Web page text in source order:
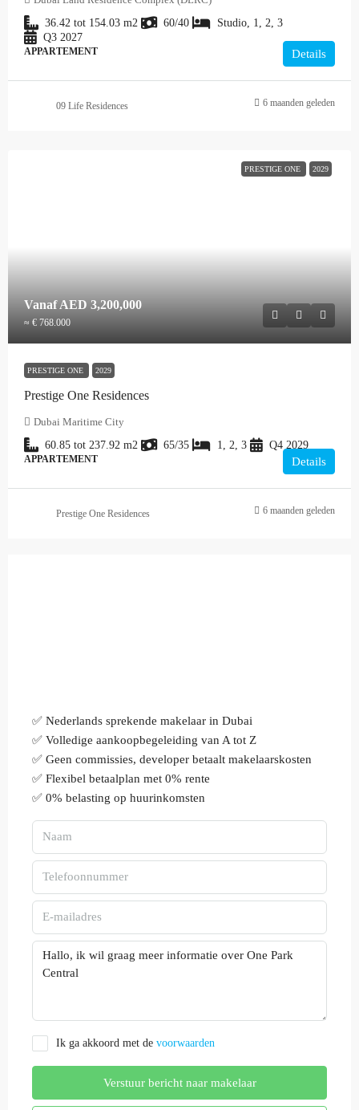
36.42 tot 154.03 m2 60/40
Studio, 1, 2, 3
Q3 2027
APPARTEMENT Details
09 Life Residences 6 maanden geleden
PRESTIGE ONE 2029
VanafAED 3,200,000
≈ € 768.000
PRESTIGE ONE 2029
Prestige One Residences
Dubai Maritime City
60.85 tot 237.92 m2 65/35 1, 2, 3 Q4 2029
APPARTEMENT Details
Prestige One Residences 6 maanden geleden
✅ Nederlands sprekende makelaar in Dubai
✅ Volledige aankoopbegeleiding van A tot Z
✅ Geen commissies, developer betaalt makelaarskosten
✅ Flexibel betaalplan met 0% rente
✅ 0% belasting op huurinkomsten
Ik ga akkoord met de voorwaarden
Verstuur bericht naar makelaar